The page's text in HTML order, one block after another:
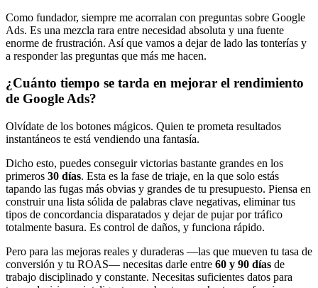
Como fundador, siempre me acorralan con preguntas sobre Google
Ads. Es una mezcla rara entre necesidad absoluta y una fuente
enorme de frustración. Así que vamos a dejar de lado las tonterías y
a responder las preguntas que más me hacen.
¿Cuánto tiempo se tarda en mejorar el rendimiento
de Google Ads?
Olvídate de los botones mágicos. Quien te prometa resultados
instantáneos te está vendiendo una fantasía.
Dicho esto, puedes conseguir victorias bastante grandes en los
primeros 30 días. Esta es la fase de triaje, en la que solo estás
tapando las fugas más obvias y grandes de tu presupuesto. Piensa en
construir una lista sólida de palabras clave negativas, eliminar tus
tipos de concordancia disparatados y dejar de pujar por tráfico
totalmente basura. Es control de daños, y funciona rápido.
Pero para las mejoras reales y duraderas —las que mueven tu tasa de
conversión y tu ROAS— necesitas darle entre 60 y 90 días de
trabajo disciplinado y constante. Necesitas suficientes datos para